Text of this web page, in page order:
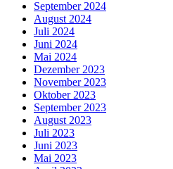
September 2024
August 2024
Juli 2024
Juni 2024
Mai 2024
Dezember 2023
November 2023
Oktober 2023
September 2023
August 2023
Juli 2023
Juni 2023
Mai 2023